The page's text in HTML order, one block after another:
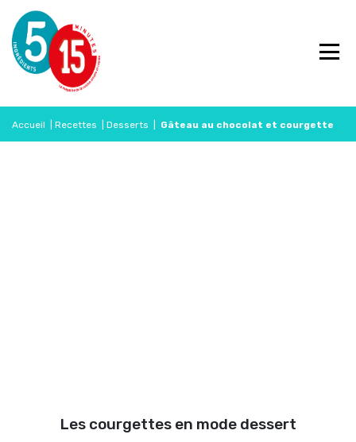
Accueil Recettes Desserts Gâteau au chocolat et courgette
Les courgettes en mode dessert